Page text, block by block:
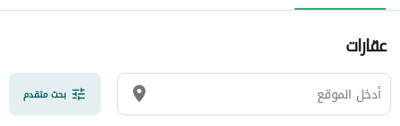
عقارات
بحث متقدم